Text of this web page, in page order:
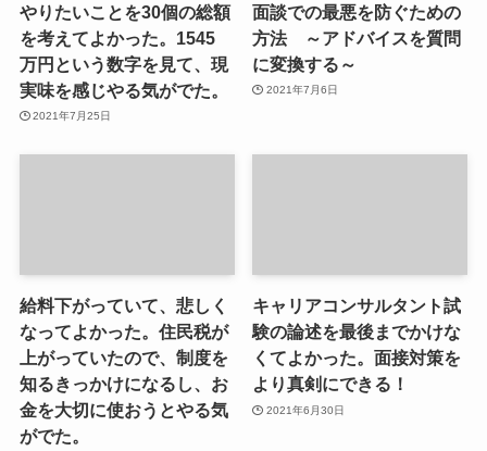
やりたいことを30個の総額
を考えてよかった。1545
万円という数字を見て、現
実味を感じやる気がでた。
2021年7月25日
面談での最悪を防ぐための
方法 ～アドバイスを質問
に変換する～
2021年7月6日
給料下がっていて、悲しく
なってよかった。住民税が
上がっていたので、制度を
知るきっかけになるし、お
金を大切に使おうとやる気
がでた。
キャリアコンサルタント試
験の論述を最後までかけな
くてよかった。面接対策を
より真剣にできる！
2021年6月30日